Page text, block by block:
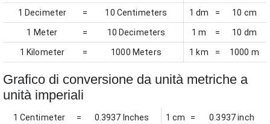
1 Decimeter = 10 Centimeters 1 dm = 10 cm
1 Meter = 10 Decimeters 1 m = 10 dm
1 Kilometer = 1000 Meters 1 km = 1000 m
Grafico di conversione da unità metriche a
unità imperiali
1 Centimeter = 0.3937 Inches 1 cm = 0.3937 inch